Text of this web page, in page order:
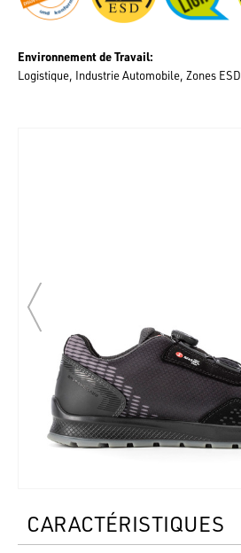
Environnement de Travail
Logistique Industrie Automobile Zones ESD
CARACTÉRISTIQUES